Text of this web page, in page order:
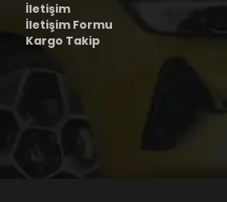
İletişim
İletişim Formu
Kargo Takip